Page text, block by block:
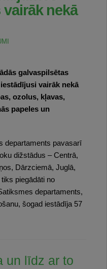
nekā
galvaspilsētas
vairāk nekā
ozolus, kļavas,
papeles un
departaments pavasarī
dižstādus – Centrā,
Dārzciemā, Juglā,
piegādāti no
departaments,
šogad iestādīja 57
un līdz ar to